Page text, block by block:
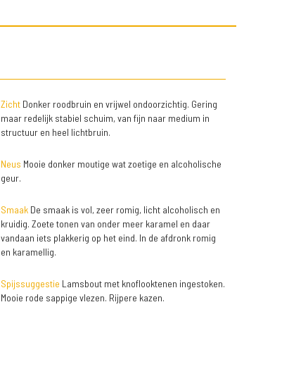
ZichtDonker roodbruin en vrijwel ondoorzichtig. Gering
maar redelijk stabiel schuim, van fijn naar medium in
structuur en heel lichtbruin.
Neus Mooie donker moutige wat zoetige en alcoholische
geur.
SmaakDe smaak is vol, zeer romig, licht alcoholisch en
kruidig. Zoete tonen van onder meer karamel en daar
vandaan iets plakkerig op het eind. In de afdronk romig
en karamellig.
Spijssuggestie Lamsbout met knoflooktenen ingestoken.
Mooie rode sappige vlezen. Rijpere kazen.